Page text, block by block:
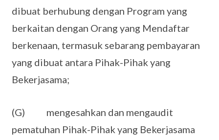
dibuat berhubung dengan Program yang
berkaitan dengan Orang yang Mendaftar
berkenaan, termasuk sebarang pembayaran
yang dibuat antara Pihak-Pihak yang
Bekerjasama;
(G) mengesahkan dan mengaudit
pematuhan Pihak-Pihak yang Bekerjasama